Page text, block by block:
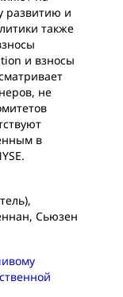
развитию и
также
и взносы
не
в
Сьюзен